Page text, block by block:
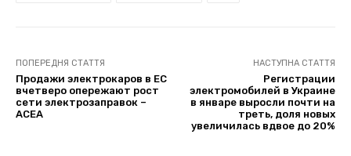
ПОПЕРЕДНЯ СТАТТЯ
Продажи электрокаров в ЕС
вчетверо опережают рост
сети электрозаправок –
ACEA
НАСТУПНА СТАТТЯ
Регистрации
электромобилей в Украине
в январе выросли почти на
треть, доля новых
увеличилась вдвое до 20%